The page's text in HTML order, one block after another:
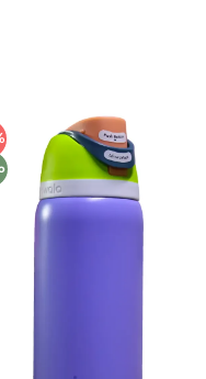
Añadir
lista de
deseos